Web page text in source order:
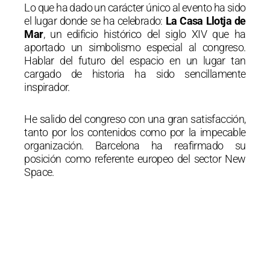
Lo que ha dado un carácter único al evento ha sido
el lugar donde se ha celebrado: La Casa Llotja de
Mar, un edificio histórico del siglo XIV que ha
aportado un simbolismo especial al congreso.
Hablar del futuro del espacio en un lugar tan
cargado de historia ha sido sencillamente
inspirador.
He salido del congreso con una gran satisfacción,
tanto por los contenidos como por la impecable
organización. Barcelona ha reafirmado su
posición como referente europeo del sector New
Space.